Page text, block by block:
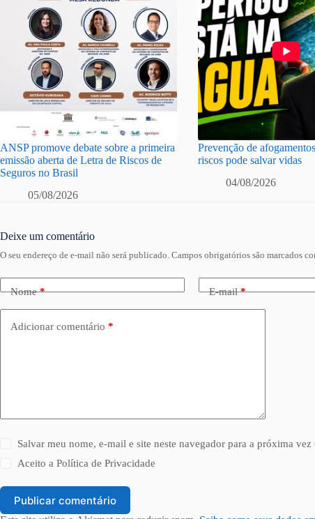
ANSP promove debate sobre a primeira
emissão aberta de Letra de Riscos de
Seguros no Brasil
05/08/2026
Prevenção de
riscos pode salvar vidas
04/08/2026
Deixe um comentário
O seu endereço de e-mail não será publicado. Campos obrigatórios são marcados
Nome* E-mail*
Adicionar comentário *
Salvar meu nome, e-mail e site neste navegador para a próxima vez
Aceito aPolítica de Privacidade
Publicar comentário